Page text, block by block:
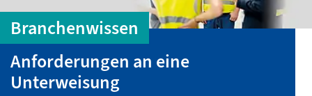
Branchenwissen
Anforderungen an eine
Unterweisung